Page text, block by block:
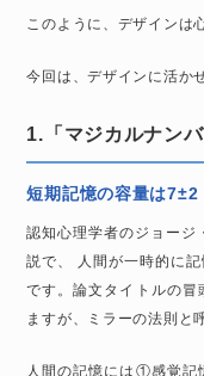
このように、デザインは
今回は、デザインに活か
1.「マジカルナンバ
短期記憶の容量は7±2
認知心理学者のジョージ
説で、 人間が一時的に
です。論文タイトルの冒
ますが、ミラーの法則と
人間の記憶には①感覚